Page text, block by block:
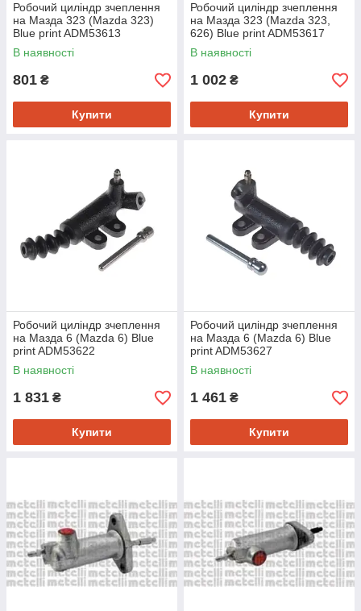
Робочий циліндр зчеплення
на Мазда 323 (Mazda 323)
Blue print ADM53613
В наявності
801 ₴
Купити
Робочий циліндр зчеплення
на Мазда 323 (Mazda 323,
626) Blue print ADM53617
В наявності
1 002 ₴
Купити
Робочий циліндр зчеплення
на Мазда 6 (Mazda 6) Blue
print ADM53622
В наявності
1 831 ₴
Купити
Робочий циліндр зчеплення
на Мазда 6 (Mazda 6) Blue
print ADM53627
В наявності
1 461 ₴
Купити